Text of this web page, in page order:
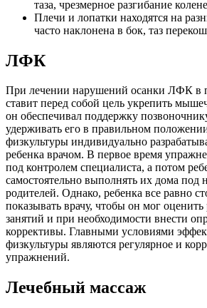
таза, чрезмерное разгибание
Плечи и лопатки находятся на
часто наклонена в бок, таз
ЛФК
При лечении нарушений осанки ЛФК в
ставит перед собой цель укрепить
он обеспечивал поддержку
удерживать его в правильном
физкультуры индивидуально
ребенка врачом. В первое время
под контролем специалиста, а потом
самостоятельно выполнять их дома под
родителей. Однако, ребенка все равно
показывать врачу, чтобы он мог оценить
занятий и при необходимости внести
коррективы. Главными условиями
физкультуры являются регулярное и
упражнений.
Лечебный массаж